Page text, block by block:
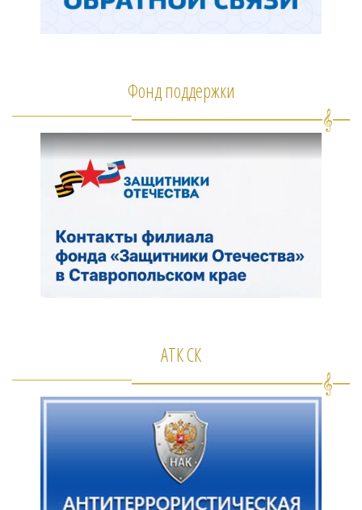
Фонд поддержки
АТК СК